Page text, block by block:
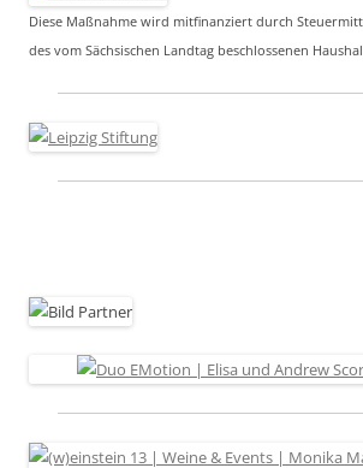
Diese Maßnahme wird mitfinanziert durch
des vom Sächsischen Landtag beschlossenen